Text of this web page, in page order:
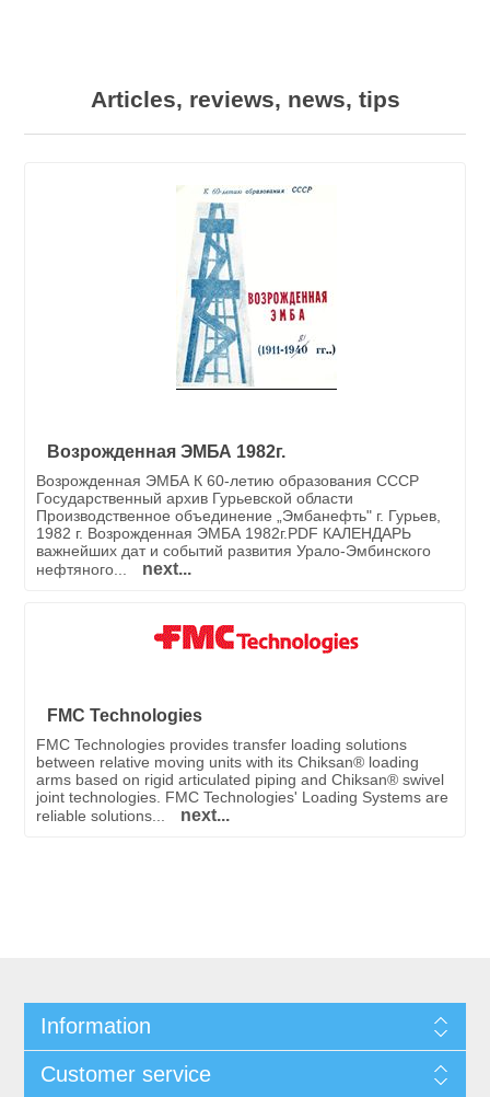
Articles, reviews, news, tips
Возрожденная ЭМБА 1982г.
Возрожденная ЭМБА К 60-летию образования СССР
Государственный архив Гурьевской области
Производственное объединение „Эмбанефть" г. Гурьев,
1982 г. Возрожденная ЭМБА 1982г.PDF КАЛЕНДАРЬ
важнейших дат и событий развития Урало-Эмбинского
нефтяного...
next...
FMC Technologies
FMC Technologies provides transfer loading solutions
between relative moving units with its Chiksan® loading
arms based on rigid articulated piping and Chiksan® swivel
joint technologies. FMC Technologies' Loading Systems are
reliable solutions...
next...
Information
Customer service